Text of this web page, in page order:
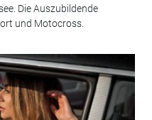
Die Auszubildende
und Motocross.